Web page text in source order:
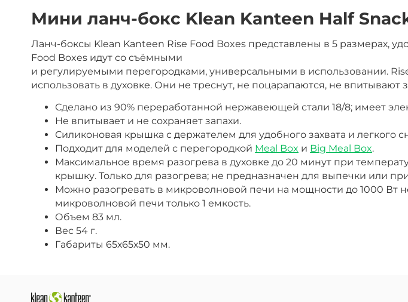
Мини ланч-бокс Klean Kanteen Half
Ланч-боксы Klean Kanteen Rise Food Boxes представлены в 5 размерах,
Food Boxes идут со съёмными
и регулируемыми перегородками, универсальными в использовании.
использовать в духовке. Они не треснут, не поцарапаются, не впитывают
Сделано из 90% переработанной нержавеющей стали 18/8; имеет
Не впитывает и не сохраняет запахи.
Силиконовая крышка с держателем для удобного захвата и легкого
Подходит для моделей с перегородкой Meal Box и Big Meal Box.
Максимальное время разогрева в духовке до 20 минут при
крышку. Только для разогрева; не предназначен для выпечки или
Можно разогревать в микроволновой печи на мощности до 1000 Вт
микроволновой печи только 1 емкость.
Объем 83 мл.
Вес 54 г.
Габариты 65х65х50 мм.